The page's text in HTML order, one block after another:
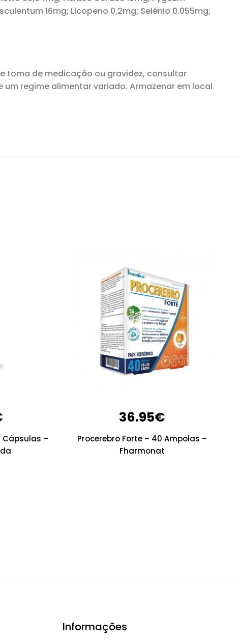
16mg; Licopeno 0,2mg; Selénio 0,055mg;
toma de medicação ou gravidez, consultar
regime alimentar variado. Armazenar em local
Cápsulas –
36.95€
Procerebro Forte – 40 Ampolas –
Fharmonat
Informações